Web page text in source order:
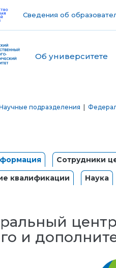
Сведения об
Об университете
подразделения
Сотрудники
квалификации
Наука
и